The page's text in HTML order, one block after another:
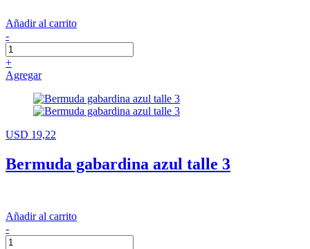
Añadir al carrito
-
+
Agregar
USD 19,22
Bermuda gabardina azul talle 3
Añadir al carrito
-